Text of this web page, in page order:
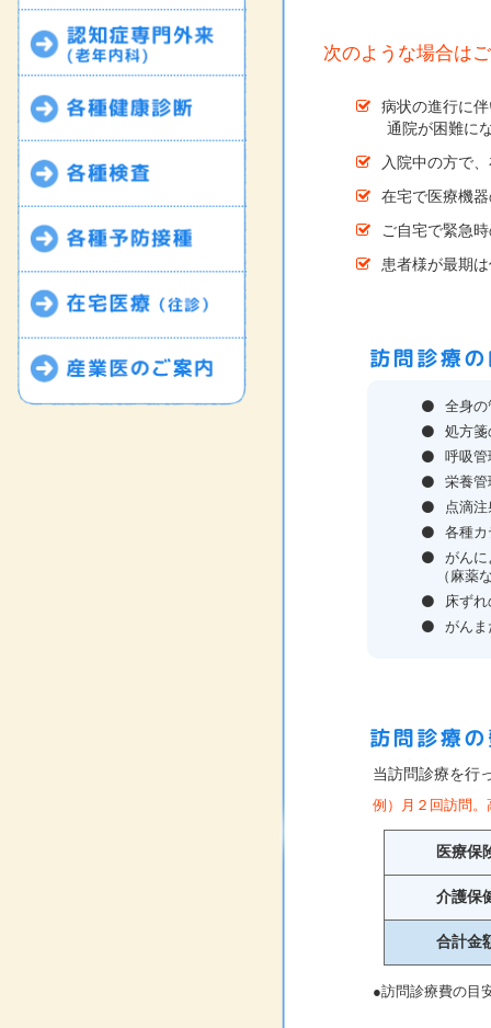
次のような場合は
病状の進行に
通院が困難にな
入院中の方で
在宅で医療機
ご自宅で緊急
患者様が最期
全身の
処方箋
呼吸管
栄養管
点滴
各種カ
がんに
（麻薬な
床ず
がんま
当訪問診療を行
例）月２回訪問
医療保
介護保
合計金
●訪問診療費の目